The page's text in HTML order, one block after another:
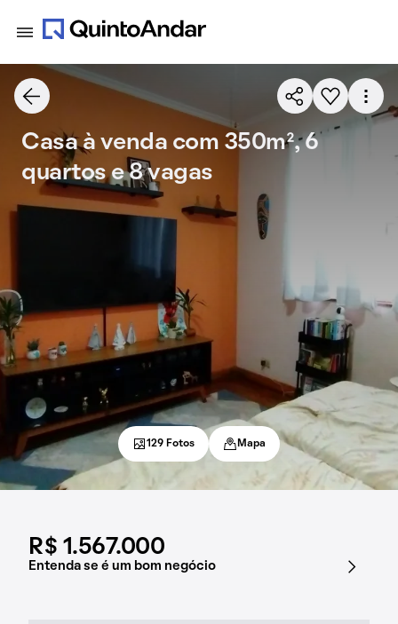
R$ 1.567.000
Entenda se é um bom negócio
Casa à venda com 350m², 6
quartos e 8 vagas
129 Fotos Mapa